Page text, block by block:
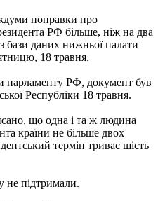
поправки про
РФ більше, ніж на два
бази даних нижньої палати
18 травня.
парламенту РФ, документ був
Республіки 18 травня.
що одна і та ж людина
країни не більше двох
термін триває шість
не підтримали.